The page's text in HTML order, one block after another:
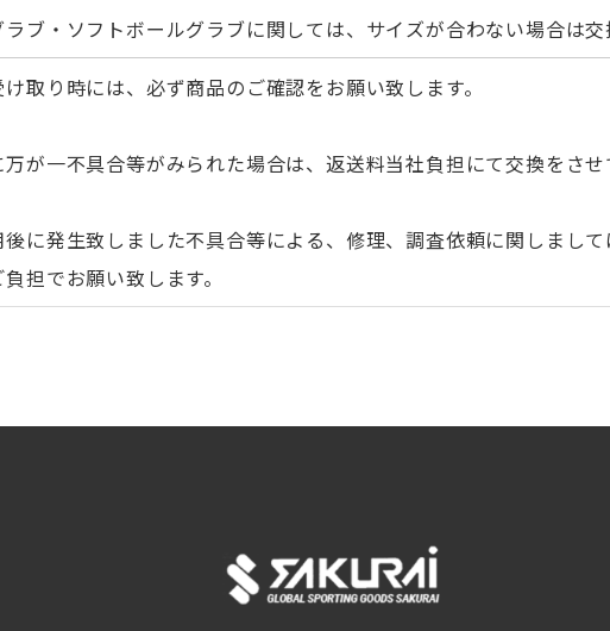
ラブ・ソフトボールグラブに関しては、サイズが合わない場合は交
け取り時には、必ず商品のご確認をお願い致します。
万が一不具合等がみられた場合は、返送料当社負担にて交換をさせ
後に発生致しました不具合等による、修理、調査依頼に関しまし
担でお願い致します。